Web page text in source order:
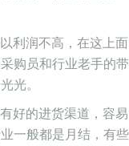
利润不高，在这上面
购员和行业老手的带
光。
好的进货渠道，容易
一般都是月结，有些